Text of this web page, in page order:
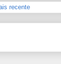
recente